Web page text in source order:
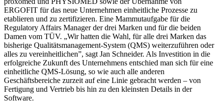
ERGOFIT für das neue Unternehmen einheitliche Prozesse zu
etablieren und zu zertifizieren. Eine Mammutaufgabe für die
Regulatory Affairs Manager der drei Marken und für die beiden
Damen vom TÜV. „Wir hatten die Wahl, für alle drei Marken das
bisherige Qualitätsmanagement-System (QMS) weiterzuführen oder
alles zu vereinheitlichen”, sagt Jan Schneider. Als Investition in die
erfolgreiche Zukunft des Unternehmens entschied man sich für eine
einheitliche QMS-Lösung, so wie auch alle anderen
Geschäftsbereiche zurzeit auf eine Linie gebracht werden – von
Fertigung und Vertrieb bis hin zu den kleinsten Details in der
Software.